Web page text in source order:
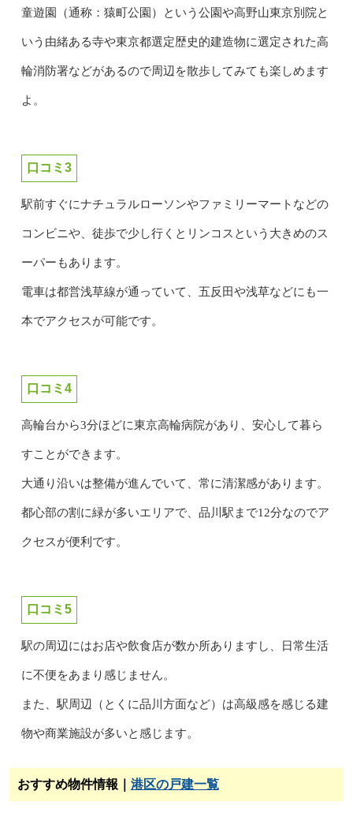
童遊園（通称：猿町公園）という公園や高野山東京別院と
いう由緒ある寺や東京都選定歴史的建造物に選定された高
輪消防署などがあるので周辺を散歩してみても楽しめます
よ。
口コミ3
駅前すぐにナチュラルローソンやファミリーマートなどの
コンビニや、徒歩で少し行くとリンコスという大きめのス
ーパーもあります。
電車は都営浅草線が通っていて、五反田や浅草などにも一
本でアクセスが可能です。
口コミ4
高輪台から3分ほどに東京高輪病院があり、安心して暮ら
すことができます。
大通り沿いは整備が進んでいて、常に清潔感があります。
都心部の割に緑が多いエリアで、品川駅まで12分なのでア
クセスが便利です。
口コミ5
駅の周辺にはお店や飲食店が数か所ありますし、日常生活
に不便をあまり感じません。
また、駅周辺（とくに品川方面など）は高級感を感じる建
物や商業施設が多いと感じます。
おすすめ物件情報｜ 港区の戸建一覧